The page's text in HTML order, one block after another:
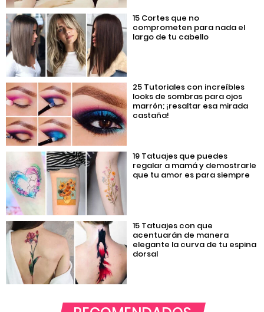
15 Cortes que no
comprometen para nada el
largo de tu cabello
25 Tutoriales con increíbles
looks de sombras para ojos
marrón; ¡resaltar esa mirada
castaña!
19 Tatuajes que puedes
regalar a mamá y demostrarle
que tu amor es para siempre
15 Tatuajes con que
acentuarán de manera
elegante la curva de tu espina
dorsal